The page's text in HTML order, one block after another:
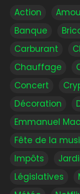
Action
Banque
Carburant
Chauffage
Concert
Décoration
Emmanuel
Fête de la
Impôts
Législatives